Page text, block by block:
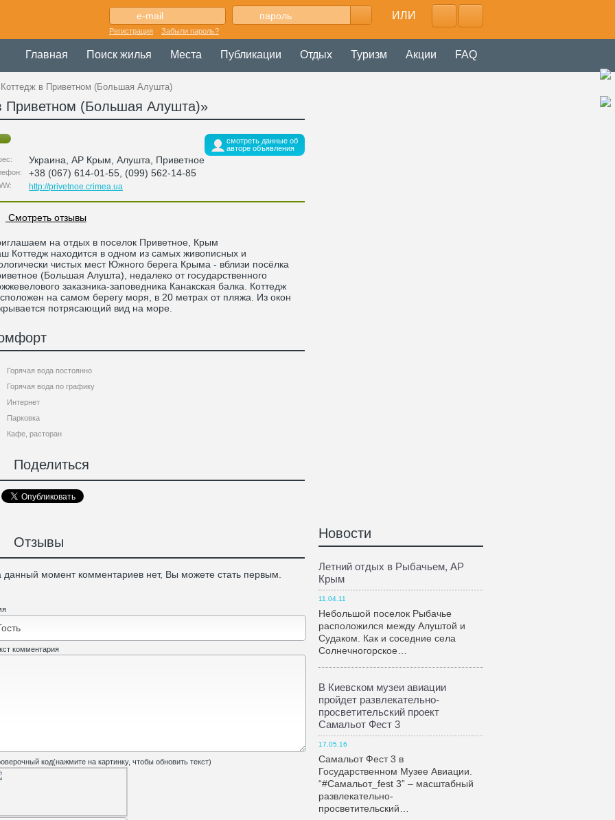
ИЛИ
Регистрация Забыли пароль?
Главная Поиск жилья Места Публикации Отдых Туризм Акции FAQ
Коттедж в Приветном (Большая Алушта)
Приветном (Большая Алушта)»
смотреть данные об
авторе объявления
Украина АР Крым , Алушта, Приветное
+38 (067) 614-01-55, (099) 562-14-85
http://privetnoe.crimea.ua
Смотреть отзывы
на отдых в поселок Приветное, Крым
Коттедж находится в одном из самых живописных и
чистых мест Южного берега Крыма - вблизи посёлка
(Большая Алушта), недалеко от государственного
заказника-заповедника Канакская балка. Коттедж
на самом берегу моря, в 20 метрах от пляжа. Из окон
потрясающий вид на море.
Горячая вода постоянно
Горячая вода по графику
Интернет
Парковка
Кафе, расторан
Поделиться
Отзывы
данный момент комментариев нет, Вы можете стать первым.
комментария
код(нажмите на картинку, чтобы обновить текст)
Новости
Летний отдых в Рыбачьем, АР
Крым
11.04.11
Небольшой поселок Рыбачье
расположился между Алуштой и
Судаком. Как и соседние села
Солнечногорское…
В Киевском музеи авиации
пройдет развлекательно-
просветительский проект
Самальот Фест 3
17.05.16
Самальот Фест 3 в
Государственном Музее Авиации.
“#Самальот_fest 3” – масштабный
развлекательно-
просветительский…